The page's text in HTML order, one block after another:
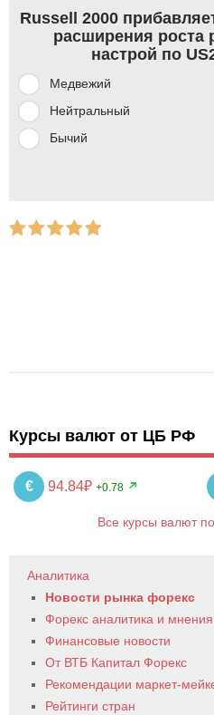
Russell 2000
расширения роста
настрой по
Медвежий
Нейтральный
Бычий
Курсы валют от ЦБ РФ
€ 94.84₽ +0.78
Все курсы валют
Аналитика
Новости рынка форекс
Форекс аналитика и мнения
Финансовые новости
От ВТБ Капитал Форекс
Рекомендации маркет-
Рейтинги стран